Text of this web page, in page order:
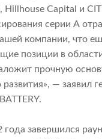
Hillhouse Capital и
серии А
компании, что
позиции в
прочную
развития», — заявил
года завершился